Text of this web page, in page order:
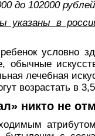
до 102000
указаны в
условно
обычные
лечебная
возрастать в
никто не
атрибутом